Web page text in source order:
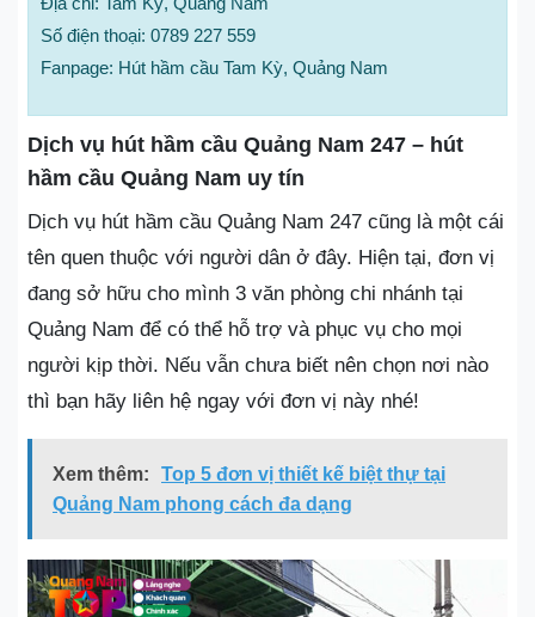
Số điện thoại: 0789 227 559
Fanpage: Hút hầm cầu Tam Kỳ, Quảng Nam
Dịch vụ hút hầm cầu Quảng Nam 247 – hút
hầm cầu Quảng Nam uy tín
Dịch vụ hút hầm cầu Quảng Nam 247 cũng là một cái
tên quen thuộc với người dân ở đây. Hiện tại, đơn vị
đang sở hữu cho mình 3 văn phòng chi nhánh tại
Quảng Nam để có thể hỗ trợ và phục vụ cho mọi
người kịp thời. Nếu vẫn chưa biết nên chọn nơi nào
thì bạn hãy liên hệ ngay với đơn vị này nhé!
Xem thêm:
Top 5 đơn vị thiết kế biệt thự tại
Quảng Nam phong cách đa dạng